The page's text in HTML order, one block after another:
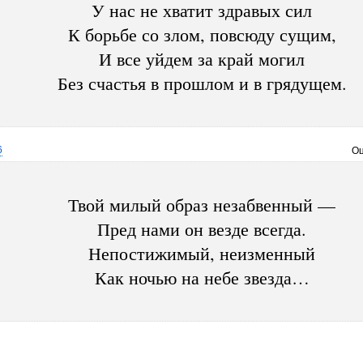
У нас не хватит здравых сил
К борьбе со злом, повсюду сущим,
И все уйдем за край могил
Без счастья в прошлом и в грядущем.
Твой милый образ незабвенный —
Пред нами он везде всегда.
Непостижимый, неизменный
Как ночью на небе звезда…